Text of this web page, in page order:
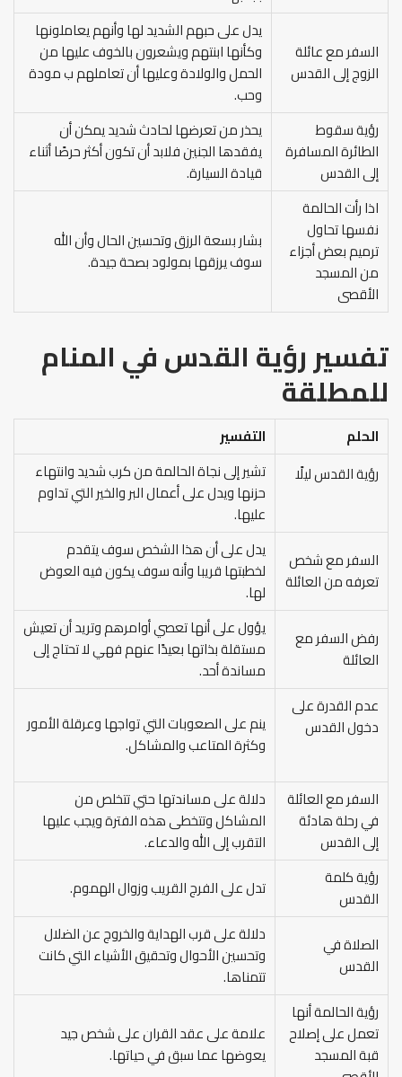
السفر مع عائلة
الزوج إلى القدس
يدل على حبهم الشديد لها وأنهم يعاملونها
وكأنها ابنتهم ويشعرون بالخوف عليها من
الحمل والولادة وعليها أن تعاملهم ب مودة
وحب.
رؤية سقوط
الطائرة المسافرة
إلى القدس
يحذر من تعرضها لحادث شديد يمكن أن
يفقدها الجنين فلابد أن تكون أكثر حرصًا أثناء
قيادة السيارة.
اذا رأت الحالمة
نفسها تحاول
ترميم بعض أجزاء
من المسجد
الأقصى
بشار بسعة الرزق وتحسين الحال وأن الله
سوف يرزقها بمولود بصحة جيدة.
تفسير رؤية القدس في المنام
للمطلقة
الحلم
التفسير
رؤية القدس ليلًا
تشير إلى نجاة الحالمة من كرب شديد وانتهاء
حزنها ويدل على أعمال البر والخير التي تداوم
عليها.
السفر مع شخص
تعرفه من العائلة
يدل على أن هذا الشخص سوف يتقدم
لخطبتها قريبا وأنه سوف يكون فيه العوض
لها.
رفض السفر مع
العائلة
يؤول على أنها تعصي أوامرهم وتريد أن تعيش
مستقلة بذاتها بعيدًا عنهم فهي لا تحتاج إلى
مساندة أحد.
عدم القدرة على
دخول القدس
ينم على الصعوبات التي تواجها وعرقلة الأمور
وكثرة المتاعب والمشاكل.
السفر مع العائلة
في رحلة هادئة
إلى القدس
دلالة على مساندتها حتي تتخلص من
المشاكل وتتخطى هذه الفترة ويجب عليها
التقرب إلى الله والدعاء.
رؤية كلمة
القدس
تدل على الفرج القريب وزوال الهموم.
الصلاة في
القدس
دلالة على قرب الهداية والخروج عن الضلال
وتحسين الأحوال وتحقيق الأشياء التي كانت
تتمناها.
رؤية الحالمة أنها
تعمل على إصلاح
قبة المسجد
علامة على عقد القران على شخص جيد
يعوضها عما سبق في حياتها.